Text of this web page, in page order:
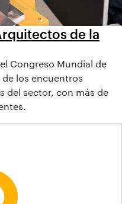
de la
Congreso Mundial de
los encuentros
del sector, con más de